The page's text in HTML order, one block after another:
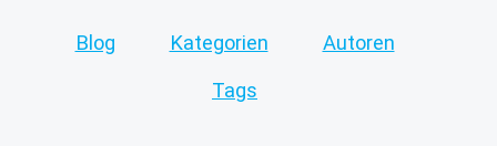
Blog Kategorien Autoren
Tags